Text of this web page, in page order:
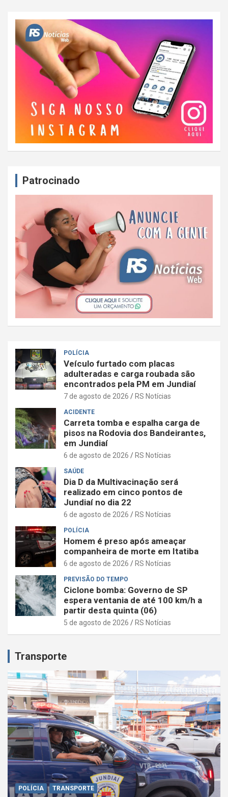
Patrocinado
POLÍCIA
Veículo furtado com placas
adulteradas e carga roubada são
encontrados pela PM em Jundiaí
7 de agosto de 2026 RS Notícias
ACIDENTE
Carreta tomba e espalha carga de
pisos na Rodovia dos Bandeirantes,
em Jundiaí
6 de agosto de 2026 RS Notícias
SAÚDE
Dia D da Multivacinação será
realizado em cinco pontos de
Jundiaí no dia 22
6 de agosto de 2026 RS Notícias
POLÍCIA
Homem é preso após ameaçar
companheira de morte em Itatiba
6 de agosto de 2026 RS Notícias
PREVISÃO DO TEMPO
Ciclone bomba: Governo de SP
espera ventania de até 100 km/h a
partir desta quinta (06)
5 de agosto de 2026 RS Notícias
Transporte
POLÍCIA TRANSPORTE